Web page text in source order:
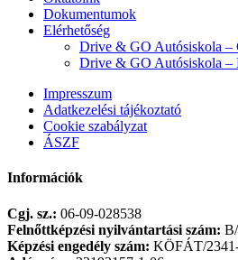
Dokumentumok
Elérhetőség
Drive & GO Autósiskola –
Drive & GO Autósiskola –
Impresszum
Adatkezelési tájékoztató
Cookie szabályzat
ÁSZF
Információk
Cgj. sz.: 06-09-028538
Felnőttképzési nyilvántartási szám:
Képzési engedély szám: KÖFÁT/